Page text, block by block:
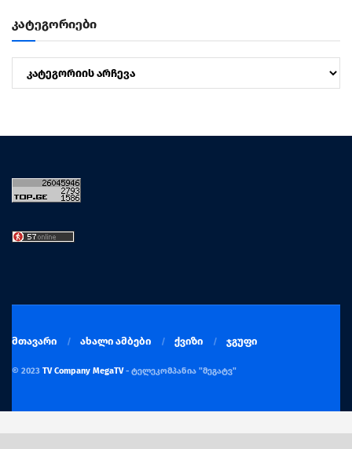
კატეგორიები
მთავარი ახალი ამბები ქვიზი ჯგუფი
© 2023 TV Company MegaTV- ტელეკომპანია "მეგატვ"